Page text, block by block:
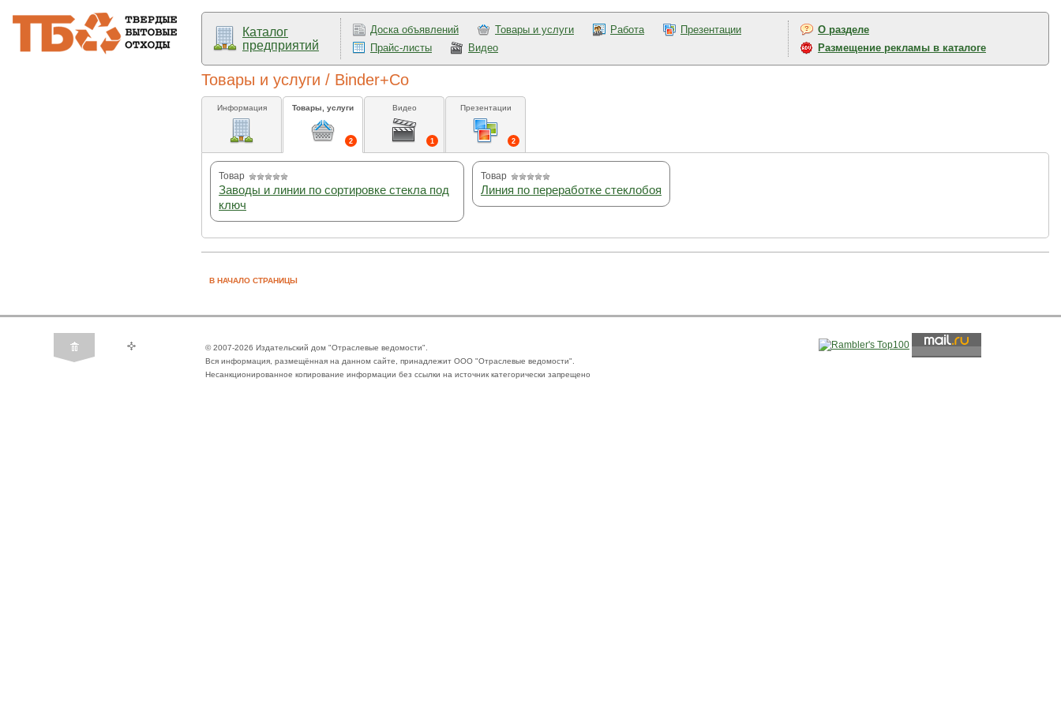
Каталог
предприятий
Доска объявлений Товары и услуги Работа
Презентации
Прайс-листы
Видео
О разделе
Размещение рекламы в каталоге
Товары и услуги / Binder+Co
Информация
2
Товары, услуги
1
Видео
2
Презентации
Товар
Заводы и линии по сортировке стекла под
ключ
Товар
Линия по переработке стеклобоя
В НАЧАЛО СТРАНИЦЫ
© 2007-2026 Издательский дом "Отраслевые ведомости".
Вся информация, размещённая на данном сайте, принадлежит ООО "Отраслевые ведомости".
Несанкционированное копирование информации без ссылки на источник категорически запрещено